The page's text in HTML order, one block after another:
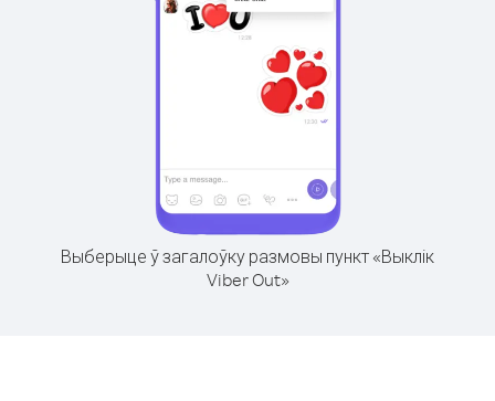
Выберыце ў загалоўку размовы пункт «Выклік
Viber Out»